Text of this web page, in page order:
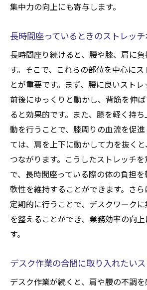
集中力の向上にも寄与します。
長時間座っているときのストレッ
長時間座り続けると、腰や膝、肩に
す。そこで、これらの部位を中心に
とが重要です。まず、腰に良いスト
前後にゆっくりと動かし、背筋を伸
ると効果的です。また、膝を軽く持
動を行うことで、膝周りの血流を促
ては、肩を上下に動かして力を抜く
つながります。こうしたストレッチ
で、長時間座っている際の体の負担
軟性を維持することができます。さ
定期的に行うことで、デスクワーク
を整えることができ、業務効率の向
す。
デスク作業の合間に取り入れたい
デスク作業が続くと、肩や腰の不調